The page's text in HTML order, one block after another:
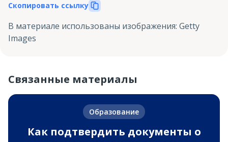
Скопировать ссылку
В материале использованы изображения: Getty
Images
Связанные материалы
Образование
Как подтвердить документы о